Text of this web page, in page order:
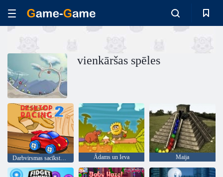
vienkāršas spēles
Darbvirsmas sacīkstes 2 Ādams un Ieva Maija